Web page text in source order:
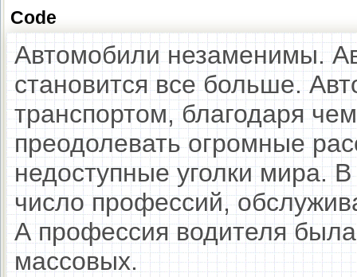
Code
Автомобили незаменимы.
становится все больше.
транспортом, благодаря
преодолевать огромные
недоступные уголки мира.
число профессий,
А профессия водителя
массовых.